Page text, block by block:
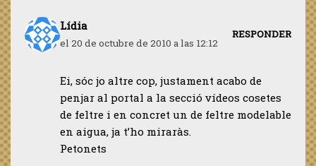
Lídia
el 20 de octubre de 2010 a las 12:12
RESPONDER
Ei, sóc jo altre cop, justament acabo de
penjar al portal a la secció vídeos cosetes
de feltre i en concret un de feltre modelable
en aigua, ja t’ho miraràs.
Petonets